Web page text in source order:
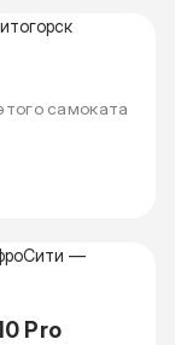
самоката
Pro